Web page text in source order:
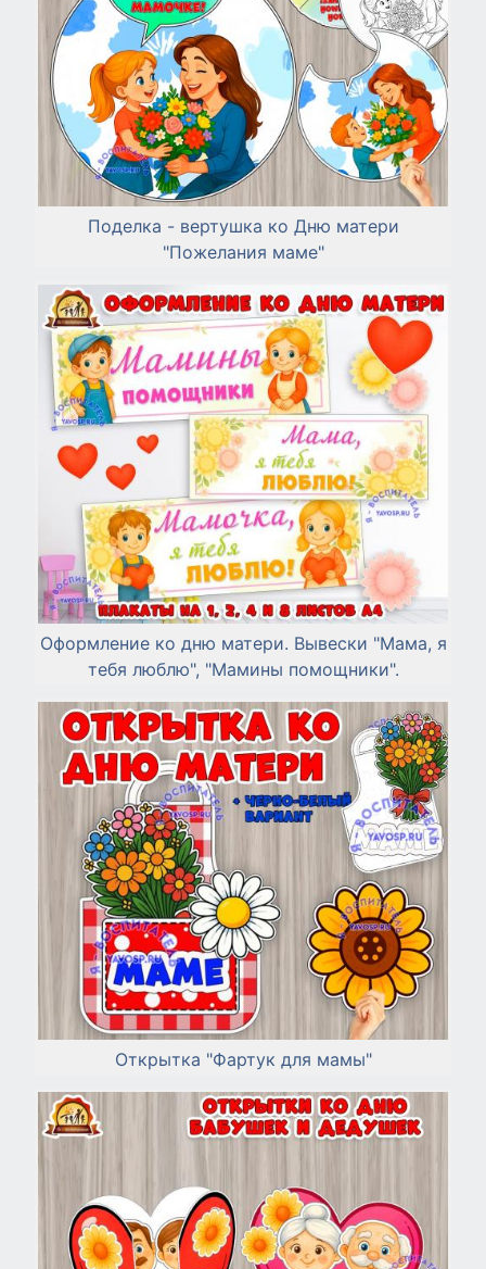
Поделка - вертушка ко Дню матери
"Пожелания маме"
Оформление ко дню матери. Вывески "Мама, я
тебя люблю", "Мамины помощники".
Открытка "Фартук для мамы"